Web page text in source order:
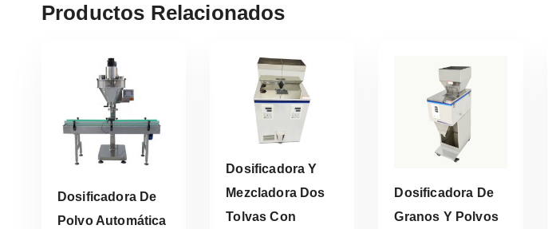
Productos Relacionados
Dosificadora De
Polvo Automática
Leer Más
Dosificadora Y
Mezcladora Dos
Tolvas Con
Dosificadora De
Granos Y Polvos